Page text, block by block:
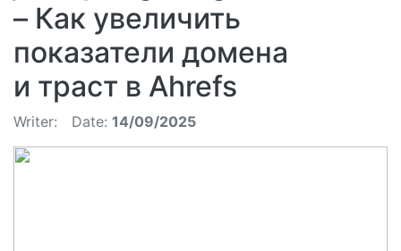
– Как увеличить
показатели домена
и траст в Ahrefs
Writer: Date: 14/09/2025